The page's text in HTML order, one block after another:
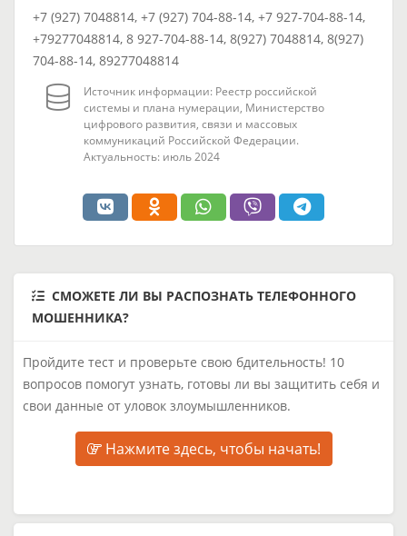
+7 (927) 7048814, +7 (927) 704-88-14, +7 927-704-88-14,
+79277048814, 8 927-704-88-14, 8(927) 7048814, 8(927)
704-88-14, 89277048814
Источник информации: Реестр российской
системы и плана нумерации, Министерство
цифрового развития, связи и массовых
коммуникаций Российской Федерации.
Актуальность: июль 2024
СМОЖЕТЕ ЛИ ВЫ РАСПОЗНАТЬ ТЕЛЕФОННОГО
МОШЕННИКА?
Пройдите тест и проверьте свою бдительность! 10
вопросов помогут узнать, готовы ли вы защитить себя и
свои данные от уловок злоумышленников.
Нажмите здесь, чтобы начать!